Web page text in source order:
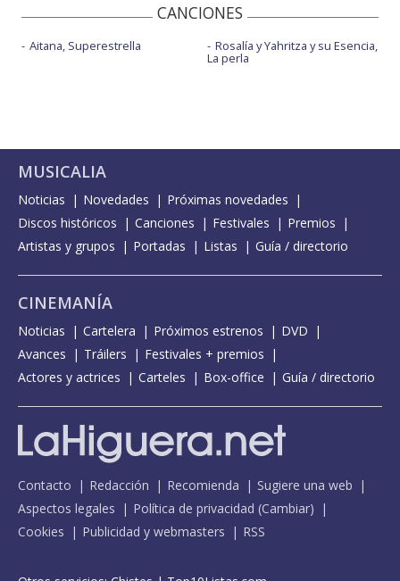
CANCIONES
Aitana, Superestrella Rosalía y Yahritza y su Esencia,
La perla
MUSICALIA
Noticias Novedades
Próximas novedades
Discos históricos
Canciones Festivales
Premios
Artistas y grupos
Portadas Listas Guía / directorio
CINEMANÍA
Noticias Cartelera Próximos estrenos
DVD
Avances
Tráilers
Festivales + premios
Actores y actrices
Carteles Box-office Guía / directorio
Contacto Redacción Recomienda
Sugiere una web
Aspectos legales
Política de privacidad (Cambiar)
Cookies
Publicidad y webmasters RSS